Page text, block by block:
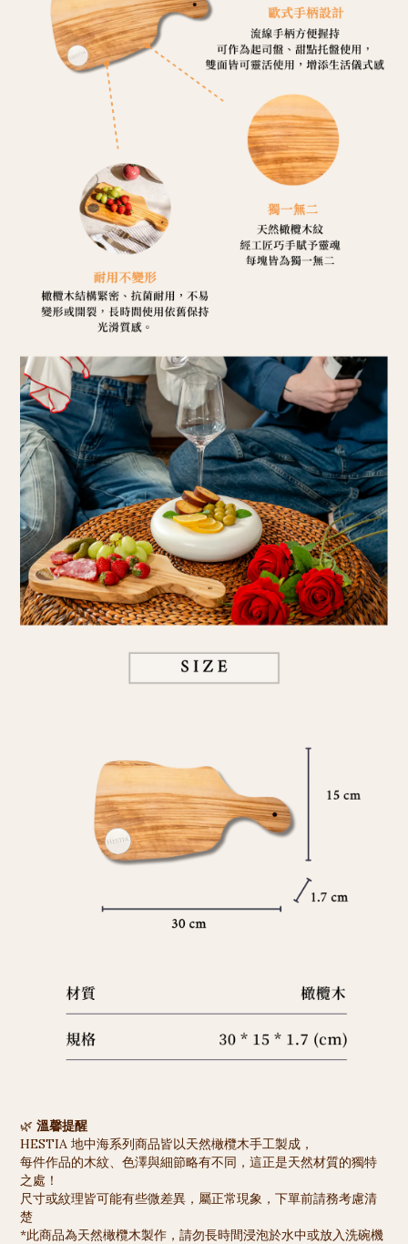
🌿 溫馨提醒
HESTIA 地中海系列商品皆以天然橄欖木手工製成，
每件作品的木紋、色澤與細節略有不同，這正是天然材質的獨特
之處！
尺寸或紋理皆可能有些微差異，屬正常現象，下單前請務考慮清
楚
*此商品為天然橄欖木製作，請勿長時間浸泡於水中或放入洗碗機